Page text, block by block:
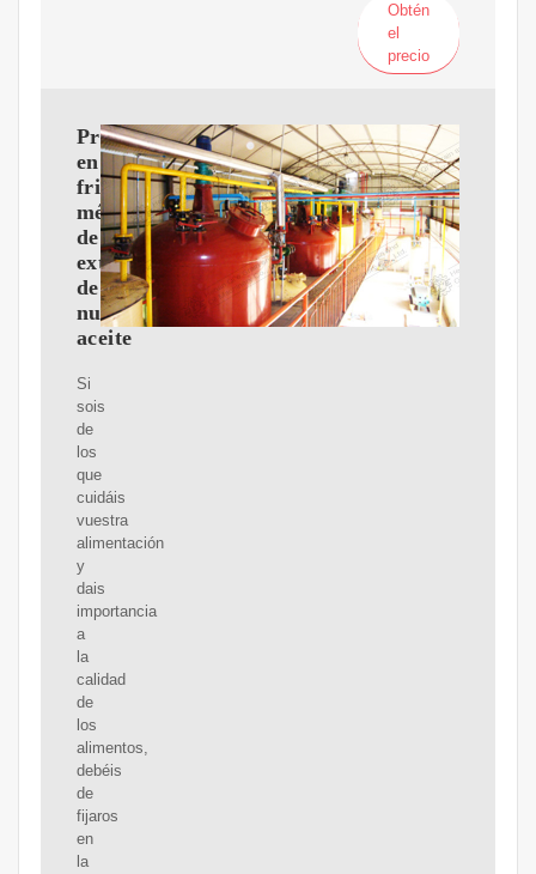
Obtén
el
precio
Prensado
en
frio,
método
de
extracción
de
nuestro
aceite
Si
sois
de
los
que
cuidáis
vuestra
alimentación
y
dais
importancia
a
la
calidad
de
los
alimentos,
debéis
de
fijaros
en
la